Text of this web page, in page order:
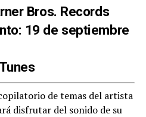
Bros. Records
19 de septiembre
de temas del artista
disfrutar del sonido de su